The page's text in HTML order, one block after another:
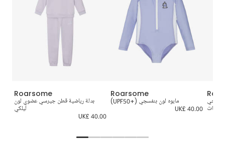
Roarsome
بدلة رياضية قطن جيرسي عضوي لون
ليلكي
UK£ 40.00
Roarsome
مايوه لون بنفسجي (+UPF50)
UK£ 40.00
بنفسجي
للبنات